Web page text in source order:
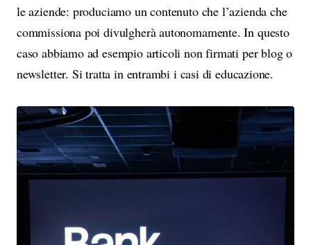
le aziende: produciamo un contenuto che l’azienda che
commissiona poi divulgherà autonomamente. In questo
caso abbiamo ad esempio articoli non firmati per blog o
newsletter. Si tratta in entrambi i casi di educazione.